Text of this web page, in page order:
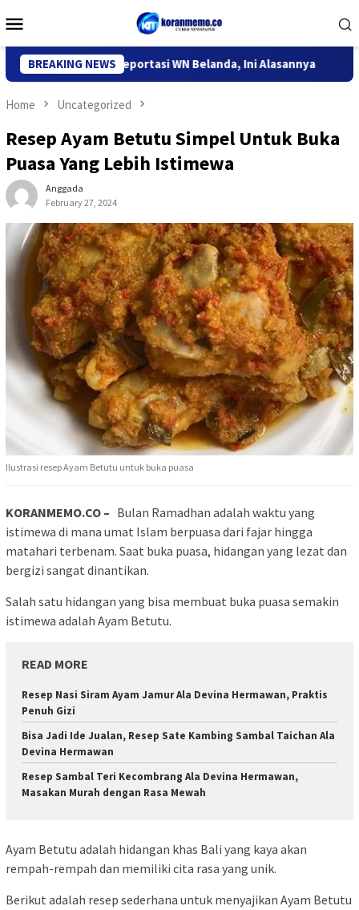
to
Menu
BREAKING NEWS
Kediri Deportasi WN Belanda, Ini Alasannya 9 Desa
Home Uncategorized
Resep Ayam Betutu Simpel Untuk Buka
Puasa Yang Lebih Istimewa
Anggada
February 27, 2024
Ilustrasi resep Ayam Betutu untuk buka puasa
KORANMEMO.CO – Bulan Ramadhan adalah waktu yang
istimewa di mana umat Islam berpuasa dari fajar hingga
matahari terbenam. Saat buka puasa, hidangan yang lezat dan
bergizi sangat dinantikan.
Salah satu hidangan yang bisa membuat buka puasa semakin
istimewa adalah Ayam Betutu.
READ MORE
Resep Nasi Siram Ayam Jamur Ala Devina Hermawan, Praktis
Penuh Gizi
Bisa Jadi Ide Jualan, Resep Sate Kambing Sambal Taichan Ala
Devina Hermawan
Resep Sambal Teri Kecombrang Ala Devina Hermawan,
Masakan Murah dengan Rasa Mewah
Ayam Betutu adalah hidangan khas Bali yang kaya akan
rempah-rempah dan memiliki cita rasa yang unik.
Berikut adalah resep sederhana untuk menyajikan Ayam Betutu